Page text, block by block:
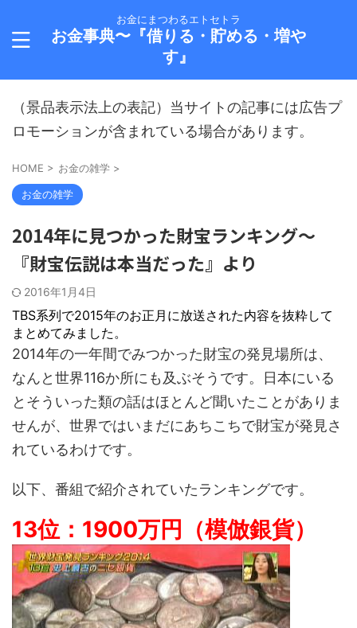
お金にまつわるエトセトラ
お金事典〜『借りる・貯める・増や
す』
（景品表示法上の表記）当サイトの記事には広告プ
ロモーションが含まれている場合があります。
HOME > お金の雑学 >
お金の雑学
2014年に見つかった財宝ランキング～
『財宝伝説は本当だった』より
2016年1月4日
TBS系列で2015年のお正月に放送された内容を抜粋して
まとめてみました。
2014年の一年間でみつかった財宝の発見場所は、
なんと世界116か所にも及ぶそうです。日本にいる
とそういった類の話はほとんど聞いたことがありま
せんが、世界ではいまだにあちこちで財宝が発見さ
れているわけです。
以下、番組で紹介されていたランキングです。
13位：1900万円（模倣銀貨）